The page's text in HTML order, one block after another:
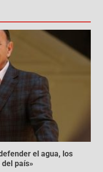
el agua, los
país»